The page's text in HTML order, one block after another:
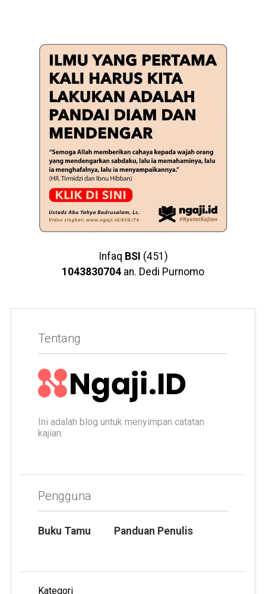
Infaq BSI (451)
1043830704 an. Dedi Purnomo
Tentang
Ini adalah blog untuk menyimpan catatan
kajian.
Pengguna
Buku Tamu Panduan Penulis
Kategori